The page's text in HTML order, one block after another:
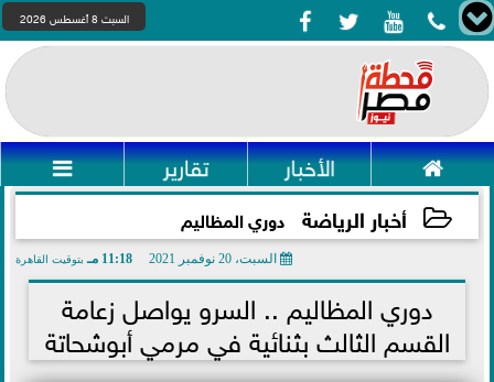
    السبت 8 أغسطس 2026
 الأخبار تقارير 
أخبار الرياضة دوري المظاليم
السبت، 20 نوفمبر 2021 11:18 مـ بتوقيت القاهرة
دوري المظاليم .. السرو يواصل زعامة
القسم الثالث بثنائية في مرمي أبوشحاتة